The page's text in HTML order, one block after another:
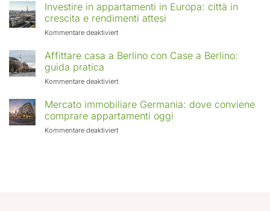
Investire in appartamenti in Europa: città in
crescita e rendimenti attesi
Kommentare deaktiviertfür
in
Europa:
in
crescita
rendimenti
Affittare casa a Berlino con Case a Berlino:
guida pratica
Kommentare deaktiviertfür
casa
a
Berlino
con
Mercato immobiliare Germania: dove conviene
comprare appartamenti oggi
Kommentare deaktiviertfür